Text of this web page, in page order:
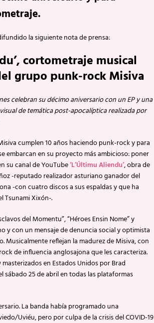
la siguiente nota de prensa:
cortometraje musical
grupo punk-rock Misiva
celebran su décimo aniversario con un EP y una
de temática post-apocalíptica realizada por
cumplen 10 años haciendo punk-rock y para
embarcan en su proyecto más ambicioso: poner
su canal de YouTube‘L’Últimu Aliendu’, obra de
-reputado realizador asturiano ganador del
-con cuatro discos a sus espaldas y que ha
Tsunami Xixón-.
del Momentu”, “Héroes Ensin Nome” y
y con un mensaje de denuncia social y optimista
Musicalmente reflejan la madurez de Misiva, con
de influencia anglosajona que les caracteriza.
en Estados Unidos por Brad
sábado 25 de abril en todas las plataformas
La banda había programado una
Uviéu, pero por culpa de la crisis del COVID-19